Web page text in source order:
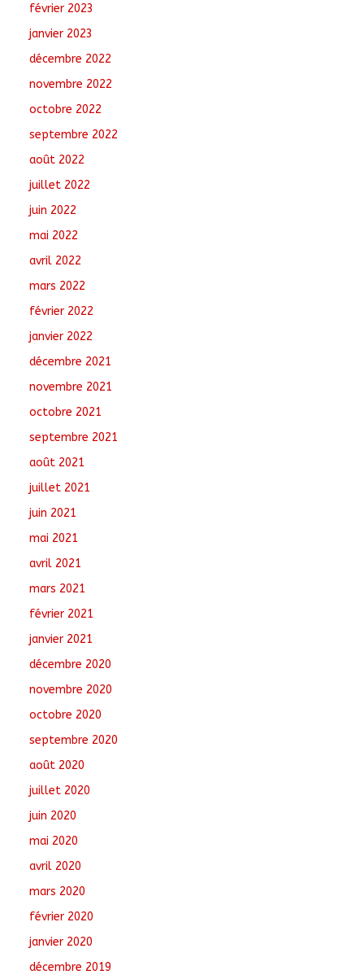
février 2023
janvier 2023
décembre 2022
novembre 2022
octobre 2022
septembre 2022
août 2022
juillet 2022
juin 2022
mai 2022
avril 2022
mars 2022
février 2022
janvier 2022
décembre 2021
novembre 2021
octobre 2021
septembre 2021
août 2021
juillet 2021
juin 2021
mai 2021
avril 2021
mars 2021
février 2021
janvier 2021
décembre 2020
novembre 2020
octobre 2020
septembre 2020
août 2020
juillet 2020
juin 2020
mai 2020
avril 2020
mars 2020
février 2020
janvier 2020
décembre 2019